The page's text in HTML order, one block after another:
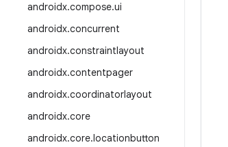
androidx.compose.ui
androidx.concurrent
androidx.constraintlayout
androidx.contentpager
androidx.coordinatorlayout
androidx.core
androidx.core.locationbutton